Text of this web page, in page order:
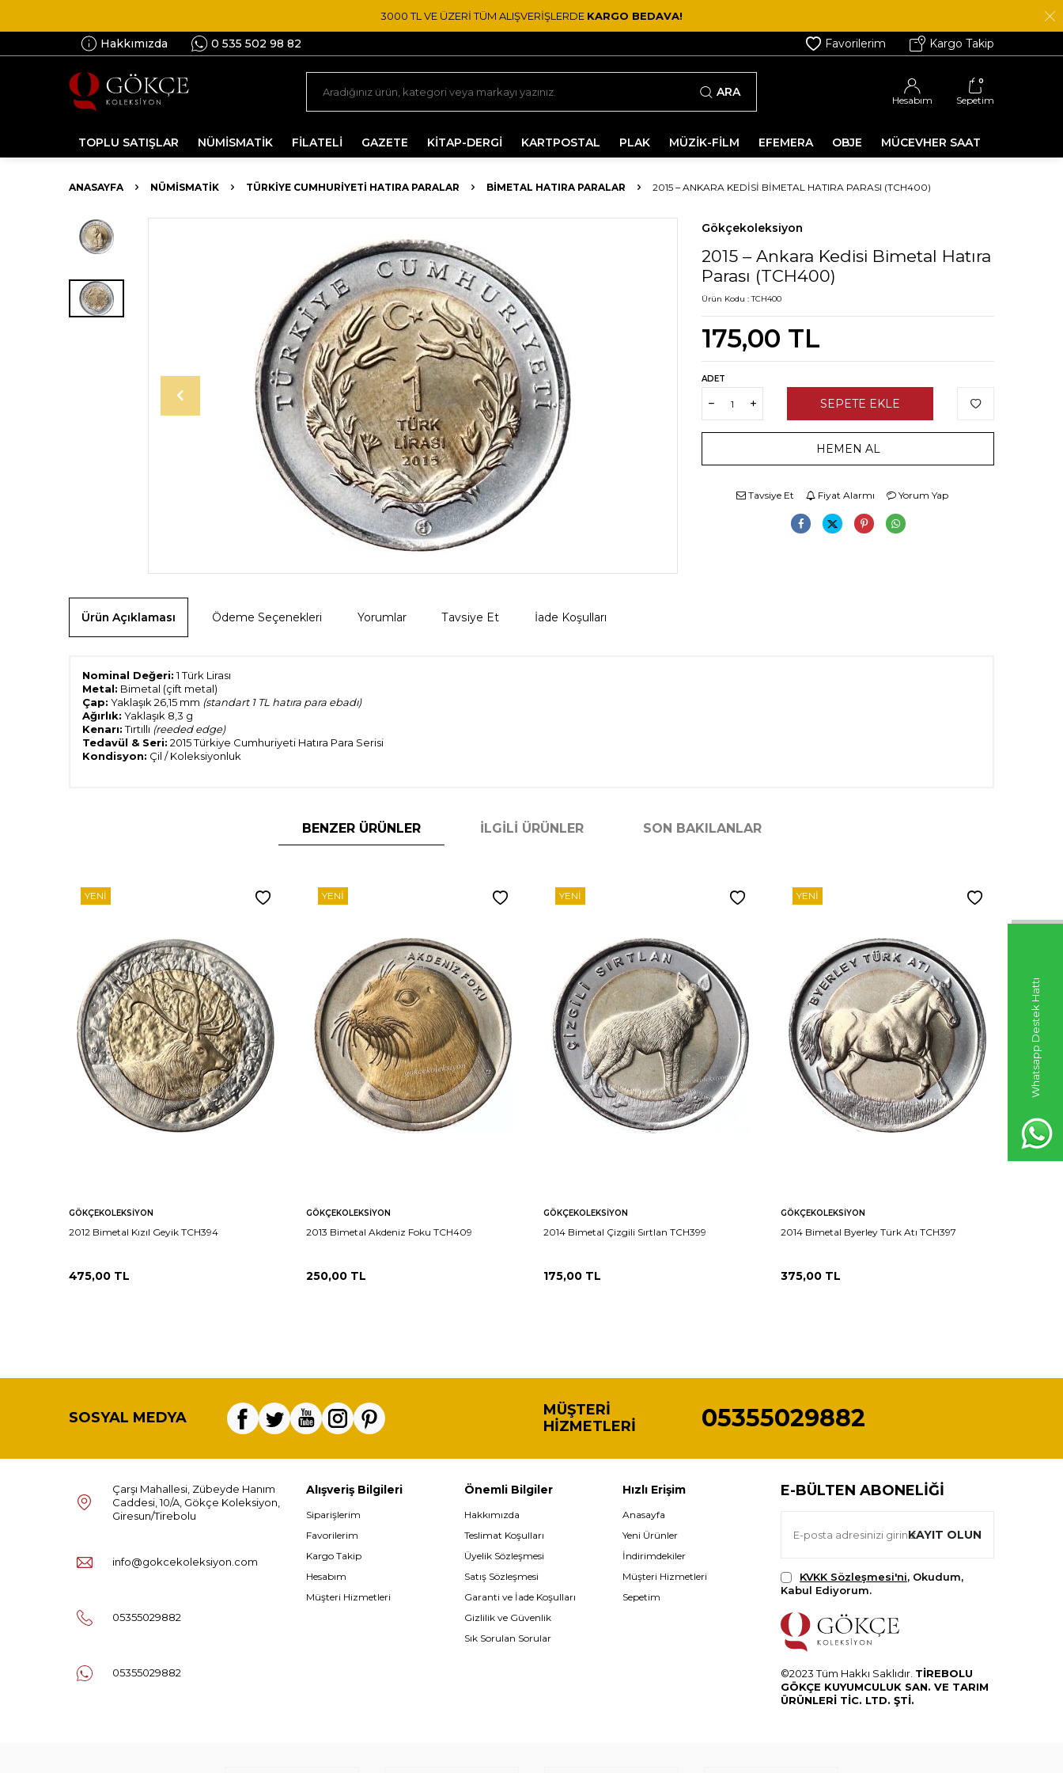
Whatsapp Destek Hattı
3000 TL VE ÜZERİ TÜM ALIŞVERİŞLERDE KARGO BEDAVA!
Hakkımızda 0 535 502 98 82 Favorilerim Kargo Takip
ARA
Hesabım
0
Sepetim
TOPLU SATIŞLAR NÜMİSMATİK FİLATELİ GAZETE KİTAP-DERGİ KARTPOSTAL PLAK MÜZİK-FİLM EFEMERA OBJE MÜCEVHER SAAT
ANASAYFA NÜMİSMATİK TÜRKIYE CUMHURIYETI HATIRA PARALAR BIMETAL HATIRA PARALAR 2015 – ANKARA KEDISI BIMETAL HATIRA PARASI (TCH400)
Gökçekoleksiyon
2015 – Ankara Kedisi Bimetal Hatıra
Parası (TCH400)
Ürün Kodu :TCH400
175,00 TL
ADET
SEPETE EKLE
HEMEN AL
Tavsiye Et Fiyat Alarmı Yorum Yap
Ürün Açıklaması Ödeme Seçenekleri Yorumlar Tavsiye Et İade Koşulları
Nominal Değeri:1 Türk Lirası
Metal: Bimetal (çift metal)
Çap: Yaklaşık 26,15 mm (standart 1 TL hatıra para ebadı)
Ağırlık: Yaklaşık 8,3 g
Kenarı:Tırtıllı (reeded edge)
Tedavül & Seri: 2015 Türkiye Cumhuriyeti Hatıra Para Serisi
Kondisyon: Çil / Koleksiyonluk
BENZER ÜRÜNLER İLGILI ÜRÜNLER SON BAKILANLAR
YENI
GÖKÇEKOLEKSIYON
2012 Bimetal Kızıl Geyik TCH394
475,00 TL
YENI
GÖKÇEKOLEKSIYON
2013 Bimetal Akdeniz Foku TCH409
250,00 TL
YENI
GÖKÇEKOLEKSIYON
2014 Bimetal Çizgili Sırtlan TCH399
175,00 TL
YENI
GÖKÇEKOLEKSIYON
2014 Bimetal Byerley Türk Atı TCH397
375,00 TL
SOSYAL MEDYA
MÜŞTERI
HIZMETLERI
05355029882
Çarşı Mahallesi, Zübeyde Hanım
Caddesi, 10/A, Gökçe Koleksiyon,
Giresun/Tirebolu
info@gokcekoleksiyon.com
05355029882
05355029882
Alışveriş Bilgileri
Siparişlerim
Favorilerim
Kargo Takip
Hesabım
Müşteri Hizmetleri
Önemli Bilgiler
Hakkımızda
Teslimat Koşulları
Üyelik Sözleşmesi
Satış Sözleşmesi
Garanti ve İade Koşulları
Gizlilik ve Güvenlik
Sık Sorulan Sorular
Hızlı Erişim
Anasayfa
Yeni Ürünler
İndirimdekiler
Müşteri Hizmetleri
Sepetim
E-BÜLTEN ABONELIĞI
KAYIT OLUN
KVKK Sözleşmesi'ni, Okudum,
Kabul Ediyorum.
©2023 Tüm Hakkı Saklıdır. TİREBOLU
GÖKÇE KUYUMCULUK SAN. VE TARIM
ÜRÜNLERİ TİC. LTD. ŞTİ.